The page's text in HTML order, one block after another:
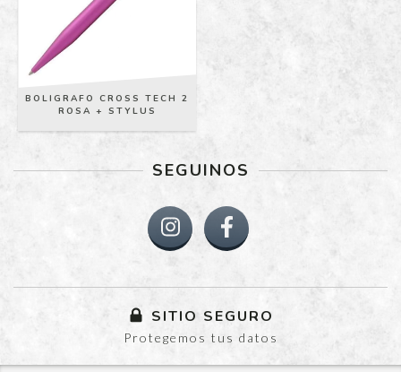
BOLIGRAFO CROSS TECH 2
ROSA + STYLUS
SEGUINOS
SITIO SEGURO
Protegemos tus datos